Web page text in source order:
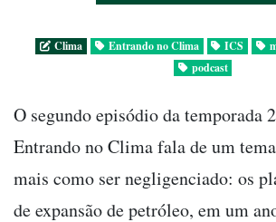
Clima Entrando no Clima ICS
podcast
O segundo episódio da temporada
Entrando no Clima fala de um
mais como ser negligenciado: os
de expansão de petróleo, em um